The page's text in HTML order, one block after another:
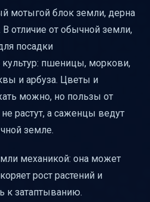
мотыгой блок земли, дерна
В отличие от обычной земли,
посадки
культур: пшеницы, моркови,
и арбуза. Цветы и
можно, но пользы от
растут, а саженцы ведут
земле.
механикой: она может
рост растений и
к затаптыванию.